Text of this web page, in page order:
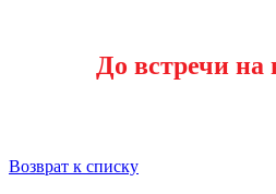
До встречи на
Возврат к списку